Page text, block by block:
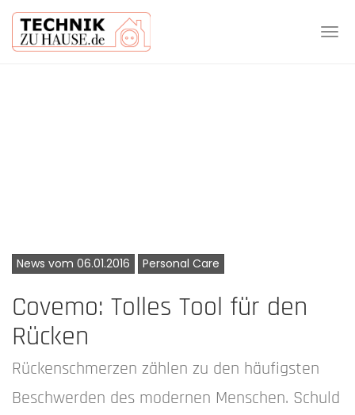
News vom 06.01.2016 Personal Care
Covemo: Tolles Tool für den
Rücken
Rückenschmerzen zählen zu den häufigsten
Beschwerden des modernen Menschen. Schuld